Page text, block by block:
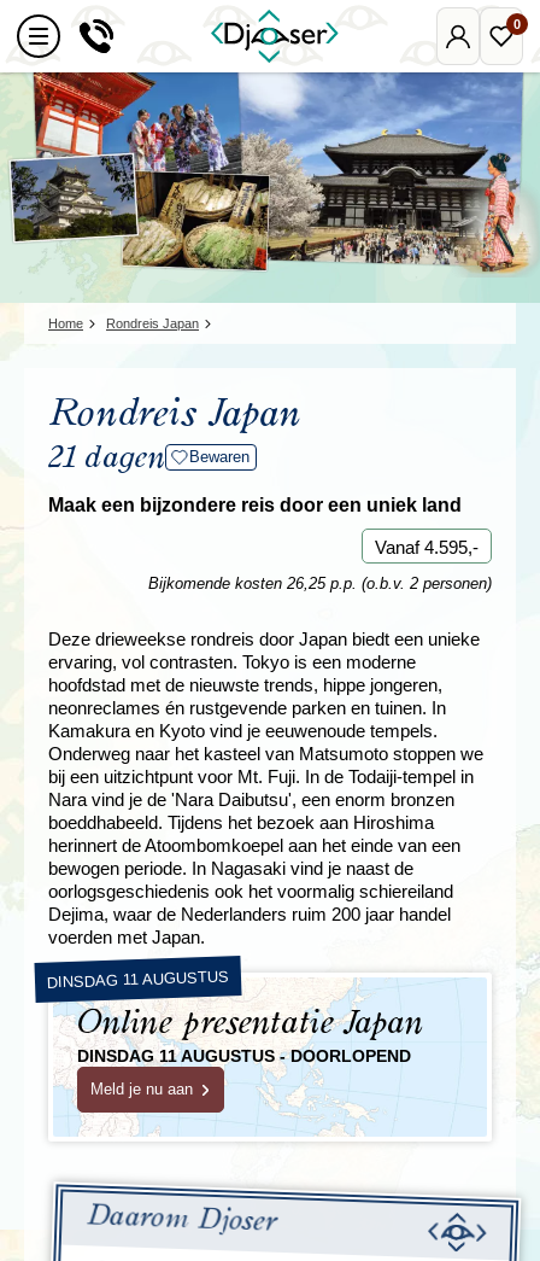
Mijn
Djoser
0
Home Rondreis Japan
Rondreis Japan
21 dagen Bewaren
Maak een bijzondere reis door een uniek land
Vanaf 4.595,-
Bijkomende kosten 26,25 p.p. (o.b.v. 2 personen)
Deze drieweekse rondreis door Japan biedt een unieke
ervaring, vol contrasten. Tokyo is een moderne
hoofdstad met de nieuwste trends, hippe jongeren,
neonreclames én rustgevende parken en tuinen. In
Kamakura en Kyoto vind je eeuwenoude tempels.
Onderweg naar het kasteel van Matsumoto stoppen we
bij een uitzichtpunt voor Mt. Fuji. In de Todaiji-tempel in
Nara vind je de 'Nara Daibutsu', een enorm bronzen
boeddhabeeld. Tijdens het bezoek aan Hiroshima
herinnert de Atoombomkoepel aan het einde van een
bewogen periode. In Nagasaki vind je naast de
oorlogsgeschiedenis ook het voormalig schiereiland
Dejima, waar de Nederlanders ruim 200 jaar handel
voerden met Japan.
DINSDAG 11 AUGUSTUS
Online presentatie Japan
DINSDAG 11 AUGUSTUS - DOORLOPEND
Meld je nu aan
Daarom Djoser